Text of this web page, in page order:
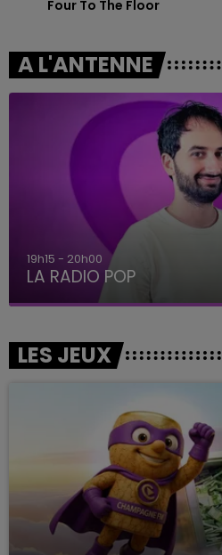
Four To The Floor
A L'ANTENNE
19h15 - 20h00
LA RADIO POP
LES JEUX